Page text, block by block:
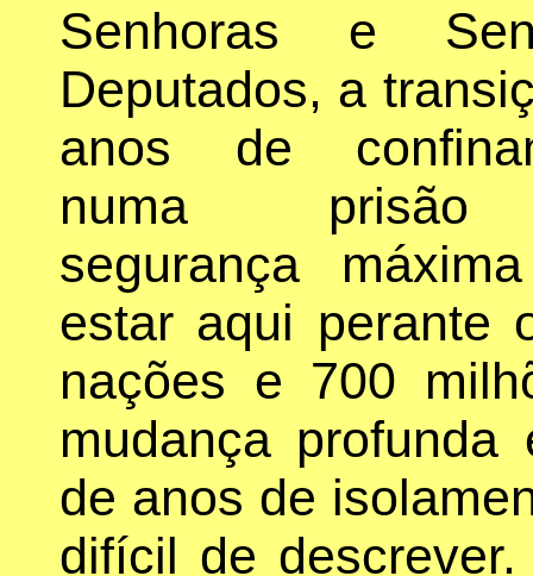
Senhoras e
Deputados, a
anos de
numa
segurança
estar aqui perante
nações e 700
mudança
de anos de
difícil de